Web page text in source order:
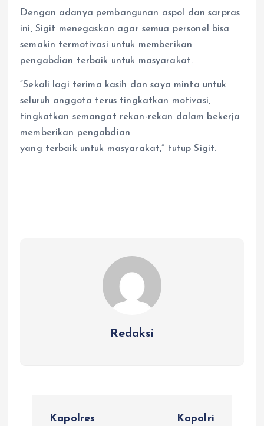
Dengan adanya pembangunan aspol dan sarpras
ini, Sigit menegaskan agar semua personel bisa
semakin termotivasi untuk memberikan
pengabdian terbaik untuk masyarakat.
“Sekali lagi terima kasih dan saya minta untuk
seluruh anggota terus tingkatkan motivasi,
tingkatkan semangat rekan-rekan dalam bekerja
memberikan pengabdian
yang terbaik untuk masyarakat,” tutup Sigit.
Redaksi
Kapolres
Kapolri